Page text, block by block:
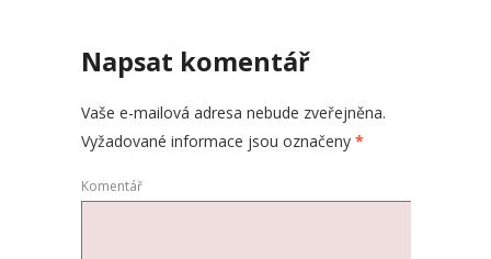
Napsat komentář
Vaše e-mailová adresa nebude zveřejněna.
Vyžadované informace jsou označeny *
Komentář